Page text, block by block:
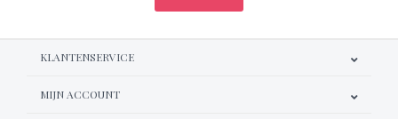
KLANTENSERVICE
MIJN ACCOUNT